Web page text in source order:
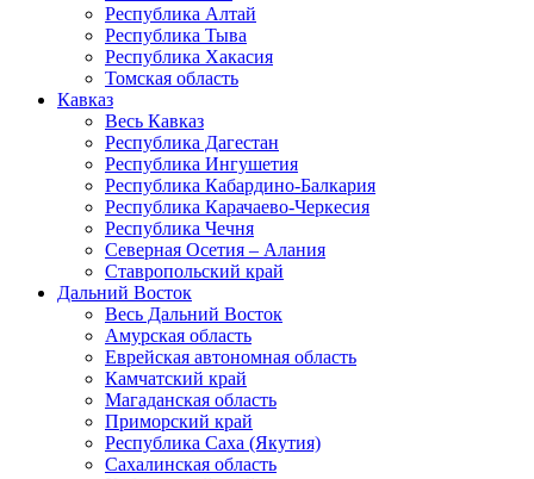
Республика Алтай
Республика Тыва
Республика Хакасия
Томская область
Кавказ
Весь Кавказ
Республика Дагестан
Республика Ингушетия
Республика Кабардино-Балкария
Республика Карачаево-Черкесия
Республика Чечня
Северная Осетия – Алания
Ставропольский край
Дальний Восток
Весь Дальний Восток
Амурская область
Еврейская автономная область
Камчатский край
Магаданская область
Приморский край
Республика Саха (Якутия)
Сахалинская область